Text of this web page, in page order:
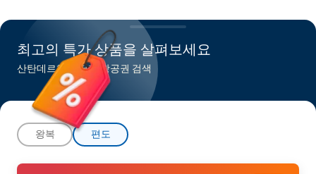
최고의 특가 상품을 살펴보세요
산탄데르행 최저가 항공권 검색
왕복 편도